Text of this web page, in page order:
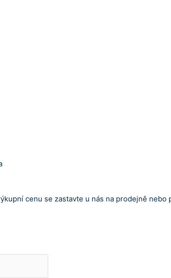
cenu se zastavte u nás na prodejně nebo